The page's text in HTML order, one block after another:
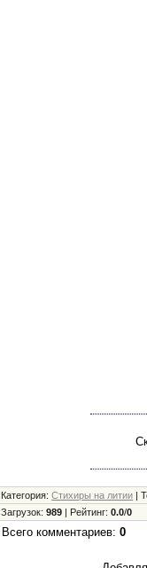
Категория:Стихиры на литии |
Загрузок:989 Рейтинг:0.0/0
Всего комментариев: 0